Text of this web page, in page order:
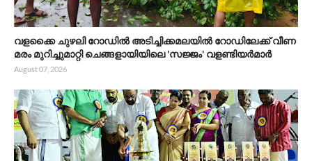
വളക്കൈ ചുഴലി റോഡിൽ അടിച്ചിക്കമലയിൽ റോഡിലേക്ക് വീണ
മരം മുറിച്ചുമാറ്റി ചെങ്ങളായിയിലെ 'സജ്ജം' വളണ്ടിയർമാർ
August 07, 2026